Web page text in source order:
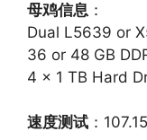
母鸡信息 ：
Dual L5639 or
36 or 48 GB
4 x 1 TB Hard
速度测试 ：